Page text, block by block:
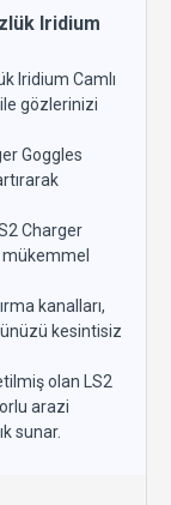
Iridium
Iridium Camlı
gözlerinizi
Goggles
Charger
mükemmel
kanalları,
kesintisiz
olan LS2
arazi
sunar.